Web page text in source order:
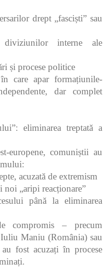
drept „fasciști” sau
diviziunilor interne ale
și procese politice
în care apar formațiunile-
dar complet
eliminarea treptată a
comuniștii au
acuzată de extremism
noi „aripi reacționare”
până la eliminarea
compromis – precum
Maniu (România) sau
fost acuzați în procese